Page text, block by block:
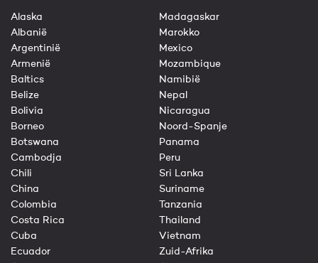
Alaska
Albanië
Argentinië
Armenië
Baltics
Belize
Bolivia
Borneo
Botswana
Cambodja
Chili
China
Colombia
Costa Rica
Cuba
Ecuador
Madagaskar
Marokko
Mexico
Mozambique
Namibië
Nepal
Nicaragua
Noord-Spanje
Panama
Peru
Sri Lanka
Suriname
Tanzania
Thailand
Vietnam
Zuid-Afrika